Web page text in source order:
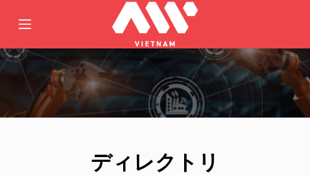
コ
テ
ン
ディレクトリ